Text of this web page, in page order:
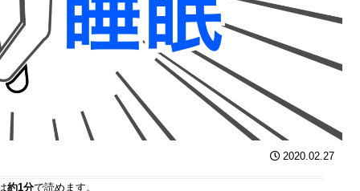
2020.02.27
約1分で読めます。